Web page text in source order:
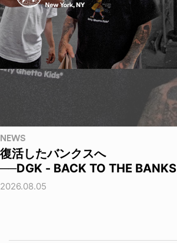
NEWS
復活したバンクスへ
──DGK - BACK TO THE BANKS
2026.08.05